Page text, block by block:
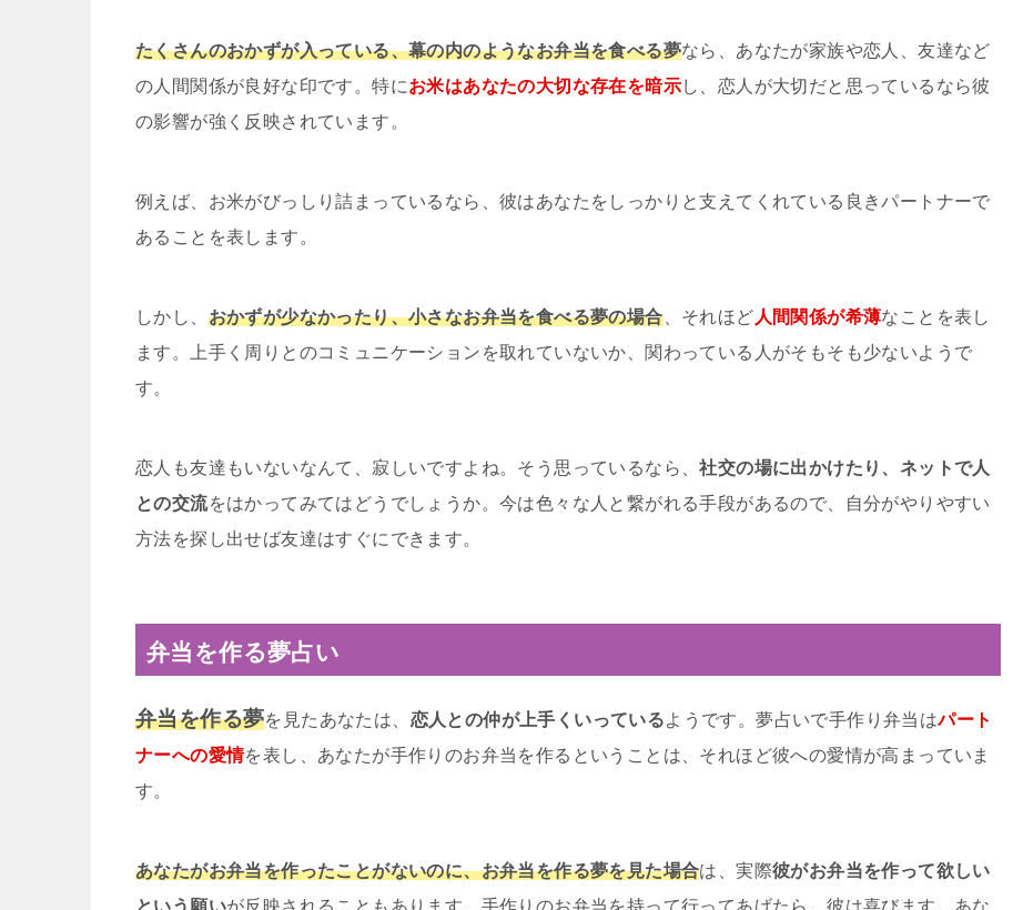
たくさんのおかずが入っている、幕の内のようなお弁当を食べる夢なら、あなたが家族や恋人、友達など
の人間関係が良好な印です。特にお米はあなたの大切な存在を暗示し、恋人が大切だと思っているなら彼
の影響が強く反映されています。
例えば、お米がびっしり詰まっているなら、彼はあなたをしっかりと支えてくれている良きパートナーで
あることを表します。
しかし、 おかずが少なかったり、小さなお弁当を食べる夢の場合、それほど 人間関係が希薄なことを表し
ます。上手く周りとのコミュニケーションを取れていないか、関わっている人がそもそも少ないようで
す。
恋人も友達もいないなんて、寂しいですよね。そう思っているなら、社交の場に出かけたり、ネットで人
との交流をはかってみてはどうでしょうか。今は色々な人と繋がれる手段があるので、自分がやりやすい
方法を探し出せば友達はすぐにできます。
弁当を作る夢占い
弁当を作る夢を見たあなたは、 恋人との仲が上手くいっているようです。夢占いで手作り弁当はパート
ナーへの愛情を表し、あなたが手作りのお弁当を作るということは、それほど彼への愛情が高まっていま
す。
あなたがお弁当を作ったことがないのに、お弁当を作る夢を見た場合は、実際彼がお弁当を作って欲しい